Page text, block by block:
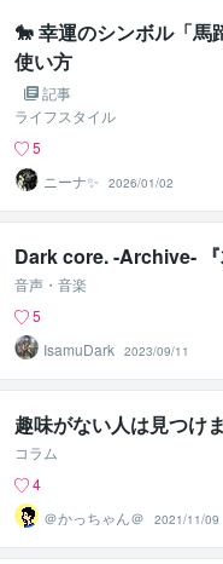
🐎 幸運のシンボル「馬
使い方
記事
ライフスタイル
5
ニーナ✨️
2026/01/02
Dark core. -Archive- 『
音声・音楽
5
IsamuDark 2023/09/11
趣味がない人は見つけ
コラム
4
＠かっちゃん＠
2021/11/09